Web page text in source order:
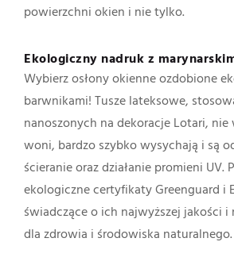
powierzchni okien i nie tylko.
Ekologiczny nadruk z
Wybierz osłony okienne ozdobione
barwnikami! Tusze lateksowe,
nanoszonych na dekoracje Lotari, nie
woni, bardzo szybko wysychają i są
ścieranie oraz działanie promieni UV.
ekologiczne certyfikaty Greenguard i
świadczące o ich najwyższej jakości
dla zdrowia i środowiska naturalnego.